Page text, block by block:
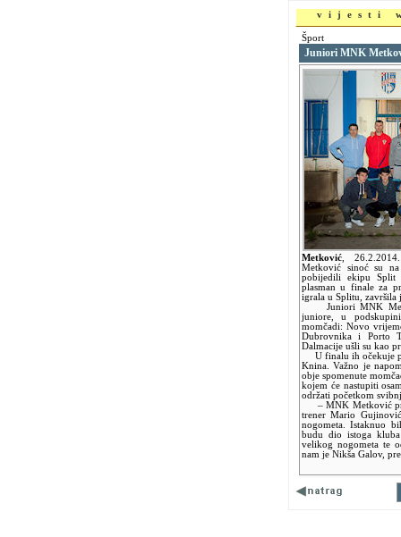
vijesti
Šport
Juniori MNK
Metković ,
Metković sinoć su
pobijedili ekipu Split
plasman u finale za
igrala u Splitu, završila
Juniori MNK
juniore, u
momčadi: Novo
Dubrovnika i Porto
Dalmacije ušli su kao
U finalu ih očekuje
Knina. Važno je
obje spomenute
kojem će nastupiti
održati početkom
– MNK Metković
trener Mario
nogometa. Istaknuo
budu dio istoga
velikog nogometa te
nam je Nikša Galov,